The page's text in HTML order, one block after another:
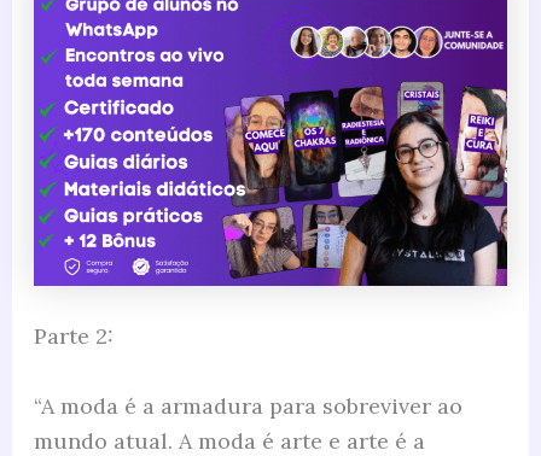
Parte 2:
“A moda é a armadura para sobreviver ao
mundo atual. A moda é arte e arte é a